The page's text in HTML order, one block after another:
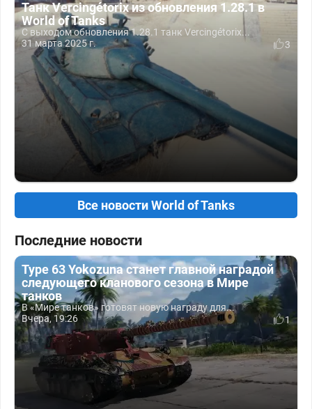
Танк Vercingétorix из обновления 1.28.1 в
World of Tanks
С выходом обновления 1.28.1 танк Vercingétorix...
31 марта 2025 г.
3
Все новости World of Tanks
Последние новости
Type 63 Yokozuna станет главной наградой
следующего кланового сезона в Мире
танков
В «Мире танков» готовят новую награду для...
Вчера, 19:26
1